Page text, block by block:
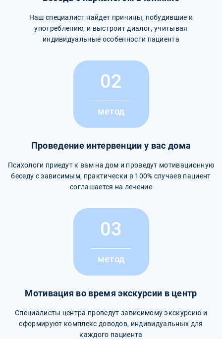
Наш специалист найдет причины, побудившие к
употреблению, и выстроит диалог, учитывая
индивидуальные особенности пациента
02
метод
Проведение интервенции у вас дома
Психологи приедут к вам на дом и проведут мотивационную
беседу с зависимым, практически в 100% случаев пациент
соглашается на лечение
03
метод
Мотивация во время экскурсии в центр
Специалисты центра проведут зависимому экскурсию и
сформируют комплекс доводов, индивидуальных для
каждого пациента